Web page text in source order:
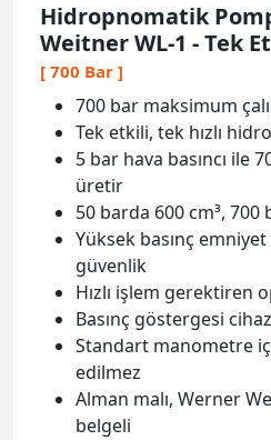
Hidropnomatik
Weitner WL-1 - Tek
[ 700 Bar ]
700 bar maksimum
Tek etkili, tek hızlı
5 bar hava basıncı ile
üretir
50 barda 600 cm³, 700
Yüksek basınç
güvenlik
Hızlı işlem gerektiren
Basınç göstergesi
Standart manometre
edilmez
Alman malı, Werner
belgeli